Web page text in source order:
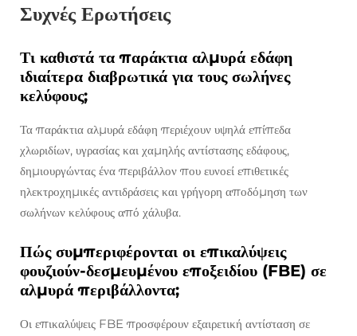
Συχνές Ερωτήσεις
Τι καθιστά τα παράκτια αλμυρά εδάφη
ιδιαίτερα διαβρωτικά για τους σωλήνες
κελύφους;
Τα παράκτια αλμυρά εδάφη περιέχουν υψηλά επίπεδα
χλωριδίων, υγρασίας και χαμηλής αντίστασης εδάφους,
δημιουργώντας ένα περιβάλλον που ευνοεί επιθετικές
ηλεκτροχημικές αντιδράσεις και γρήγορη αποδόμηση των
σωλήνων κελύφους από χάλυβα.
Πώς συμπεριφέρονται οι επικαλύψεις
φουζιούν-δεσμευμένου εποξειδίου (FBE) σε
αλμυρά περιβάλλοντα;
Οι επικαλύψεις FBE προσφέρουν εξαιρετική αντίσταση σε